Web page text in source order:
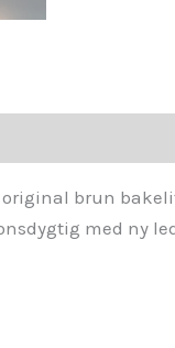
brun
med ny